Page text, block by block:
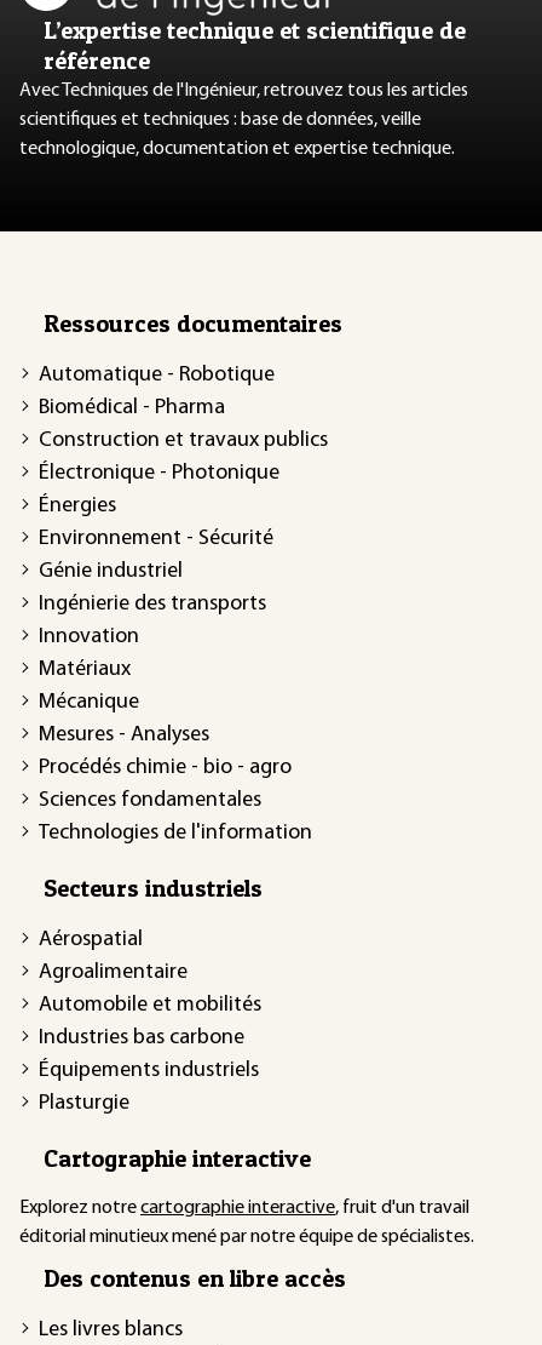
L’expertise technique et scientifique de
référence
Avec Techniques de l'Ingénieur, retrouvez tous les articles
scientifiques et techniques : base de données, veille
technologique, documentation et expertise technique.
Ressources documentaires
Automatique - Robotique
Biomédical - Pharma
Construction et travaux publics
Électronique - Photonique
Énergies
Environnement - Sécurité
Génie industriel
Ingénierie des transports
Innovation
Matériaux
Mécanique
Mesures - Analyses
Procédés chimie - bio - agro
Sciences fondamentales
Technologies de l'information
Secteurs industriels
Aérospatial
Agroalimentaire
Automobile et mobilités
Industries bas carbone
Équipements industriels
Plasturgie
Cartographie interactive
Explorez notrecartographie interactive, fruit d'un travail
éditorial minutieux mené par notre équipe de spécialistes.
Des contenus en libre accès
Les livres blancs